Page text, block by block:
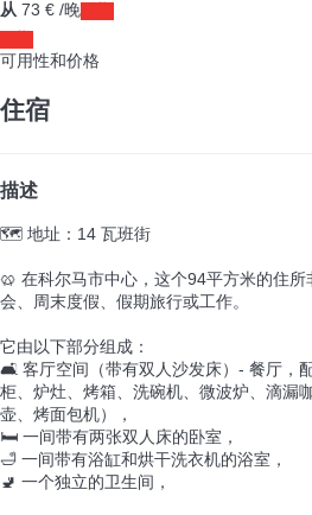
从73 € /晚
可用性和价格
住宿
描述
🗺️ 地址：14 瓦班街
🥨 在科尔马市中心，这个94平方米的住
会、周末度假、假期旅行或工作。
它由以下部分组成：
🛋️ 客厅空间（带有双人沙发床）- 餐厅，
柜、炉灶、烤箱、洗碗机、微波炉、滴漏
壶、烤面包机），
🛏️ 一间带有两张双人床的卧室，
🛁 一间带有浴缸和烘干洗衣机的浴室，
🚽 一个独立的卫生间，